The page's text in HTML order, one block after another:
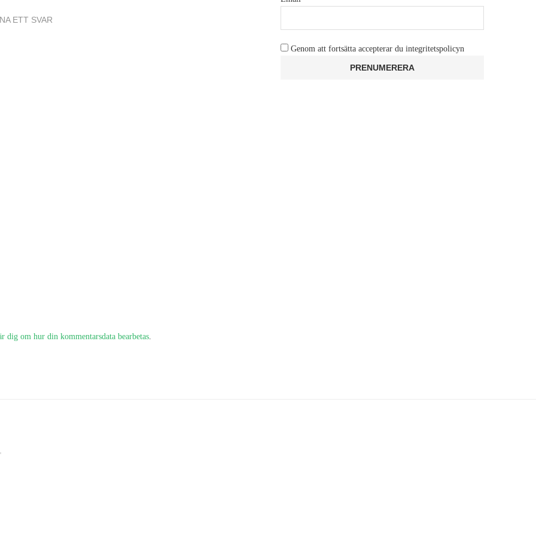
ETT SVAR
dig om hur din kommentarsdata bearbetas
Genom att fortsätta accepterar du integritetspolicyn